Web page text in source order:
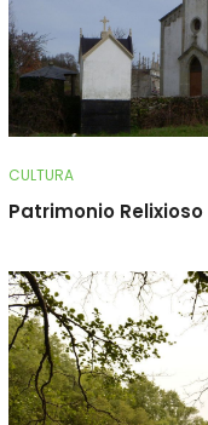
CULTURA
Patrimonio Relixioso